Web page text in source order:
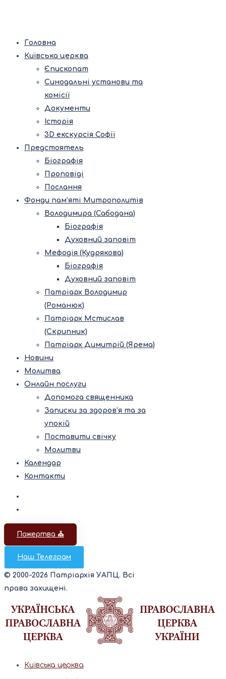
Головна
Київська церква
Єпископат
Синодальні установи та
комісії
Документи
Історія
3D екскурсія Софії
Предстоятель
Біографія
Проповіді
Послання
Фонди пам’яті Митрополитів
Володимира (Сабодана)
Біографія
Духовний заповіт
Мефодія (Кудрякова)
Біографія
Духовний заповіт
Патріарх Володимир
(Романюк)
Патріарх Мстислав
(Скрипник)
Патріарх Димитрій (Ярема)
Новини
Молитва
Онлайн послуги
Допомога священника
Записки за здоров’я та за
упокій
Поставити свічку
Молитви
Календар
Контакти
Пожертва ⛪️
Наш Телеграм
© 2000-2026 Патріархія УАПЦ. Всі
права захищені.
Київська церква